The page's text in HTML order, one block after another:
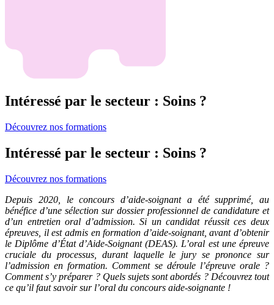
Intéressé par le secteur : Soins ?
Découvrez nos formations
Intéressé par le secteur : Soins ?
Découvrez nos formations
Depuis 2020, le concours d’aide-soignant a été supprimé, au
bénéfice d’une sélection sur dossier professionnel de candidature et
d’un entretien oral d’admission. Si un candidat réussit ces deux
épreuves, il est admis en formation d’aide-soignant, avant d’obtenir
le Diplôme d’État d’Aide-Soignant (DEAS). L’oral est une épreuve
cruciale du processus, durant laquelle le jury se prononce sur
l’admission en formation. Comment se déroule l’épreuve orale ?
Comment s’y préparer ? Quels sujets sont abordés ? Découvrez tout
ce qu’il faut savoir sur l’oral du concours aide-soignante !